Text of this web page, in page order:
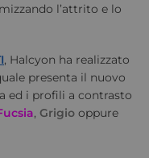
l’attrito e lo
, Halcyon ha realizzato
presenta il nuovo
ed i profili a contrasto
, Grigio oppure